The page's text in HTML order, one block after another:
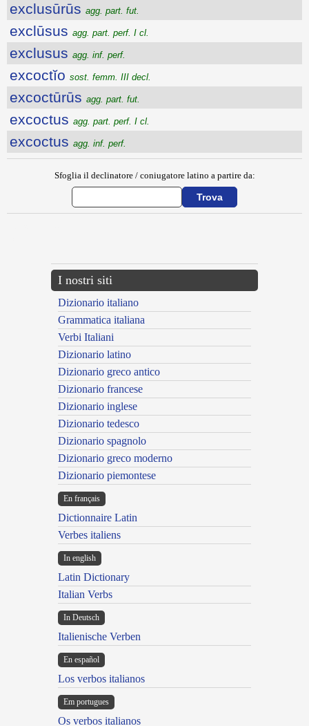
exclusūrūs agg. part. fut.
exclūsus agg. part. perf. I cl.
exclusus agg. inf. perf.
excoctĭo sost. femm. III decl.
excoctūrūs agg. part. fut.
excoctus agg. part. perf. I cl.
excoctus agg. inf. perf.
Sfoglia il declinatore / coniugatore latino a partire da:
I nostri siti
Dizionario italiano
Grammatica italiana
Verbi Italiani
Dizionario latino
Dizionario greco antico
Dizionario francese
Dizionario inglese
Dizionario tedesco
Dizionario spagnolo
Dizionario greco moderno
Dizionario piemontese
En français
Dictionnaire Latin
Verbes italiens
In english
Latin Dictionary
Italian Verbs
In Deutsch
Italienische Verben
En español
Los verbos italianos
Em portugues
Os verbos italianos